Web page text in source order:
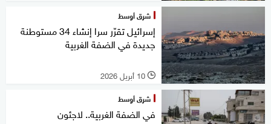
شرق أوسط
إسرائيل تقرّر سرا إنشاء 34 مستوطنة
جديدة في الضفة الغربية
l 10 أبريل 2026
شرق أوسط
في الضفة الغربية.. لاجئون